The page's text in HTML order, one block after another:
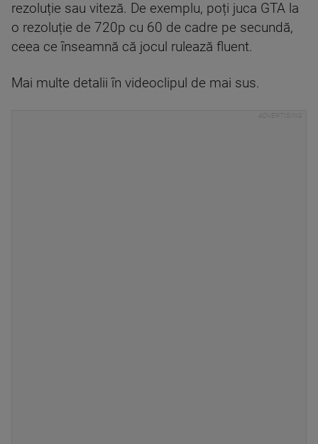
rezoluție sau viteză. De exemplu, poți juca GTA la
o rezoluție de 720p cu 60 de cadre pe secundă,
ceea ce înseamnă că jocul rulează fluent.
Mai multe detalii în videoclipul de mai sus.